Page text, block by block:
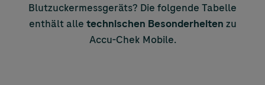
Blutzuckermessgeräts? Die folgende Tabelle
enthält alle technischen Besonderheiten zu
Accu-Chek Mobile.